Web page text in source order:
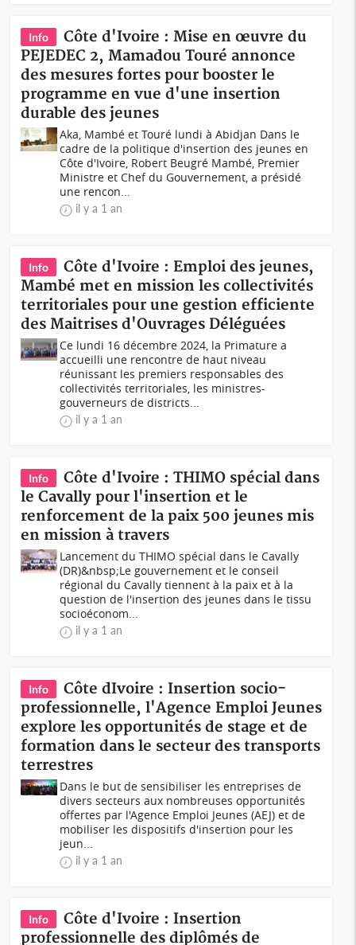
Info
Côte d'Ivoire : Mise en œuvre du
PEJEDEC 2, Mamadou Touré annonce
des mesures fortes pour booster le
programme en vue d'une insertion
durable des jeunes
Aka, Mambé et Touré lundi à Abidjan Dans le
cadre de la politique d'insertion des jeunes en
Côte d'Ivoire, Robert Beugré Mambé, Premier
Ministre et Chef du Gouvernement, a présidé
une rencon...
il y a 1 an
Info
Côte d'Ivoire : Emploi des jeunes,
Mambé met en mission les collectivités
territoriales pour une gestion efficiente
des Maitrises d'Ouvrages Déléguées
Ce lundi 16 décembre 2024, la Primature a
accueilli une rencontre de haut niveau
réunissant les premiers responsables des
collectivités territoriales, les ministres-
gouverneurs de districts...
il y a 1 an
Info
Côte d'Ivoire : THIMO spécial dans
le Cavally pour l'insertion et le
renforcement de la paix 500 jeunes mis
en mission à travers
Lancement du THIMO spécial dans le Cavally
(DR)&nbsp;Le gouvernement et le conseil
régional du Cavally tiennent à la paix et à la
question de l'insertion des jeunes dans le tissu
socioéconom...
il y a 1 an
Info
Côte dIvoire : Insertion socio-
professionnelle, l'Agence Emploi Jeunes
explore les opportunités de stage et de
formation dans le secteur des transports
terrestres
Dans le but de sensibiliser les entreprises de
divers secteurs aux nombreuses opportunités
offertes par l'Agence Emploi Jeunes (AEJ) et de
mobiliser les dispositifs d'insertion pour les
jeun...
il y a 1 an
Info
Côte d'Ivoire : Insertion
professionnelle des diplômés de